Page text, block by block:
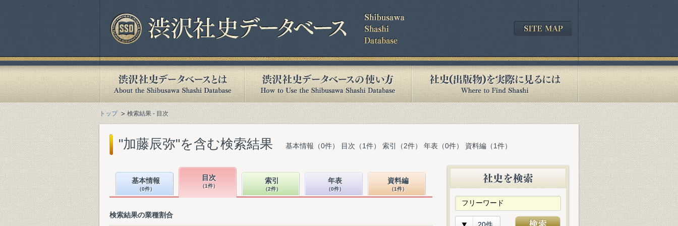
トップ 検索結果 - 目次
"加藤辰弥"を含む検索結果 基本情報（0件） 目次（1件） 索引（2件） 年表（0件） 資料編（1件）
基本情報
（0件）
目次
（1件）
索引
（2件）
年表
（0件）
資料編
（1件）
検索結果の業種割合